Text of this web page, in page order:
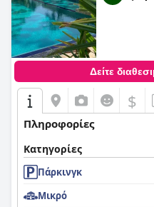
Δείτε
$
Πληροφορίες
Κατηγορίες
Πάρκινγκ
Μικρό